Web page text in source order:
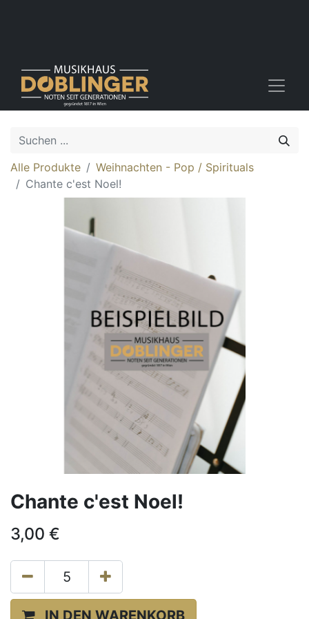
Alle Produkte
Weihnachten - Pop / Spirituals
Chante c'est Noel!
Chante c'est Noel!
3,00 €
IN DEN WARENKORB